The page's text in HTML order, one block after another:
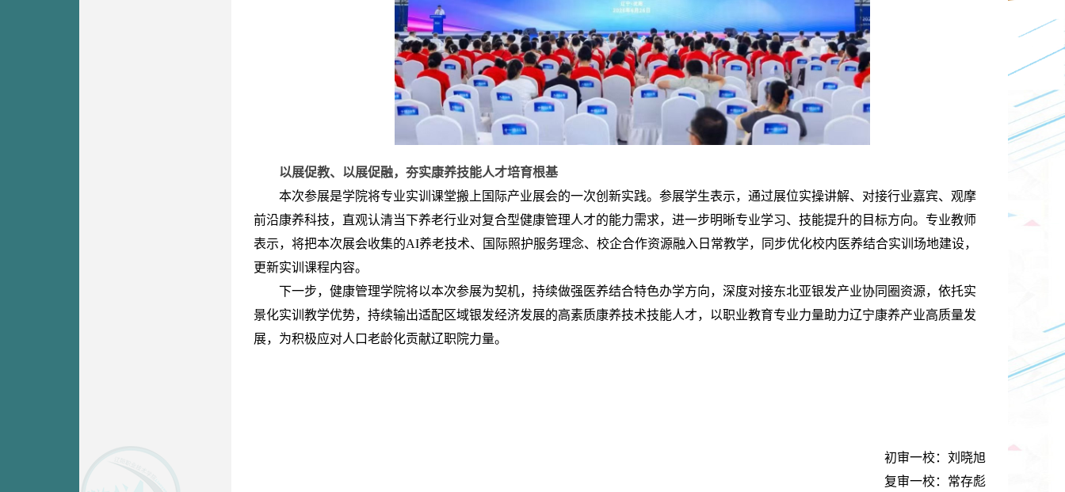
以展促教、以展促融，夯实康养技能人才培育根基
本次参展是学院将专业实训课堂搬上国际产业展会的一次创新实践。参展学生表示，通过展位实操讲解、对接行业嘉宾、观摩
前沿康养科技，直观认清当下养老行业对复合型健康管理人才的能力需求，进一步明晰专业学习、技能提升的目标方向。专业教师
表示，将把本次展会收集的AI养老技术、国际照护服务理念、校企合作资源融入日常教学，同步优化校内医养结合实训场地建设，
更新实训课程内容。
下一步，健康管理学院将以本次参展为契机，持续做强医养结合特色办学方向，深度对接东北亚银发产业协同圈资源，依托实
景化实训教学优势，持续输出适配区域银发经济发展的高素质康养技术技能人才，以职业教育专业力量助力辽宁康养产业高质量发
展，为积极应对人口老龄化贡献辽职院力量。
初审一校：刘晓旭
复审一校：常存彪